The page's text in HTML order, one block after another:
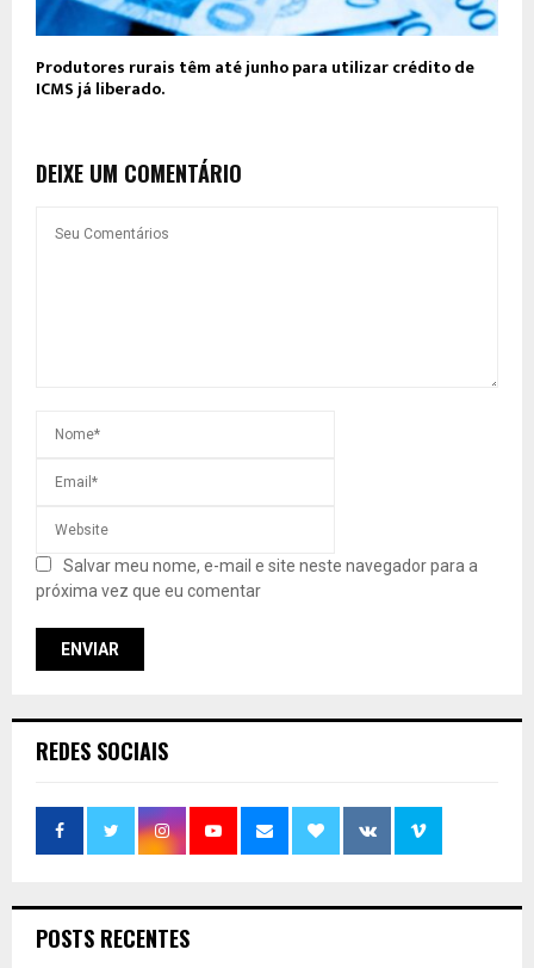
Produtores rurais têm até junho para utilizar crédito de
ICMS já liberado.
DEIXE UM COMENTÁRIO
Salvar meu nome, e-mail e site neste navegador para a
próxima vez que eu comentar
REDES SOCIAIS
POSTS RECENTES